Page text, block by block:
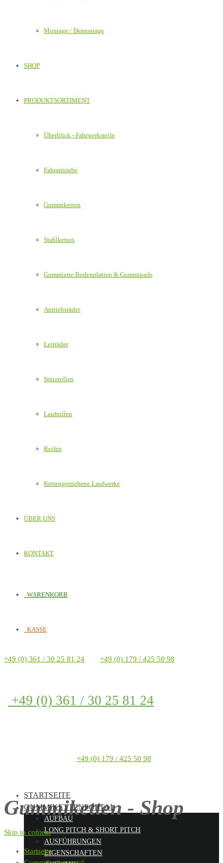
Montage / Demontage
SHOP
PRODUKTSORTIMENT
Überblick - Fahrwerksteile
Fahrantriebe
Gummiketten
Stahlketten
Gummierte Bodenplatten & Gummipads
Antriebsräder
Leiträder
Stützrollen
Laufrollen
Reifen
Kettengetriebene Laufwerke
ÜBER UNS
KONTAKT
WARENKORB
KASSE
+49 (0) 361 / 30 25 81 24 +49 (0) 179 / 425 50 98
+49 (0) 361 / 30 25 81 24
+49 (0) 179 / 425 50 98
Gummiketten - Shop
STARTSEITE
GUMMIKETTENPORTAL
AUFBAU
LONG PITCH & SHORT PITCH
AUSFÜHRUNGEN
EIGENSCHAFTEN
Skip to content
Startseite